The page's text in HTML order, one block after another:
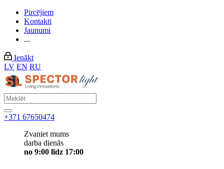
Pircējiem
Kontakti
Jaunumi
...
Ienākt
LV EN RU
+371 67650474
Zvaniet mums
darba dienās
no 9:00 līdz 17:00